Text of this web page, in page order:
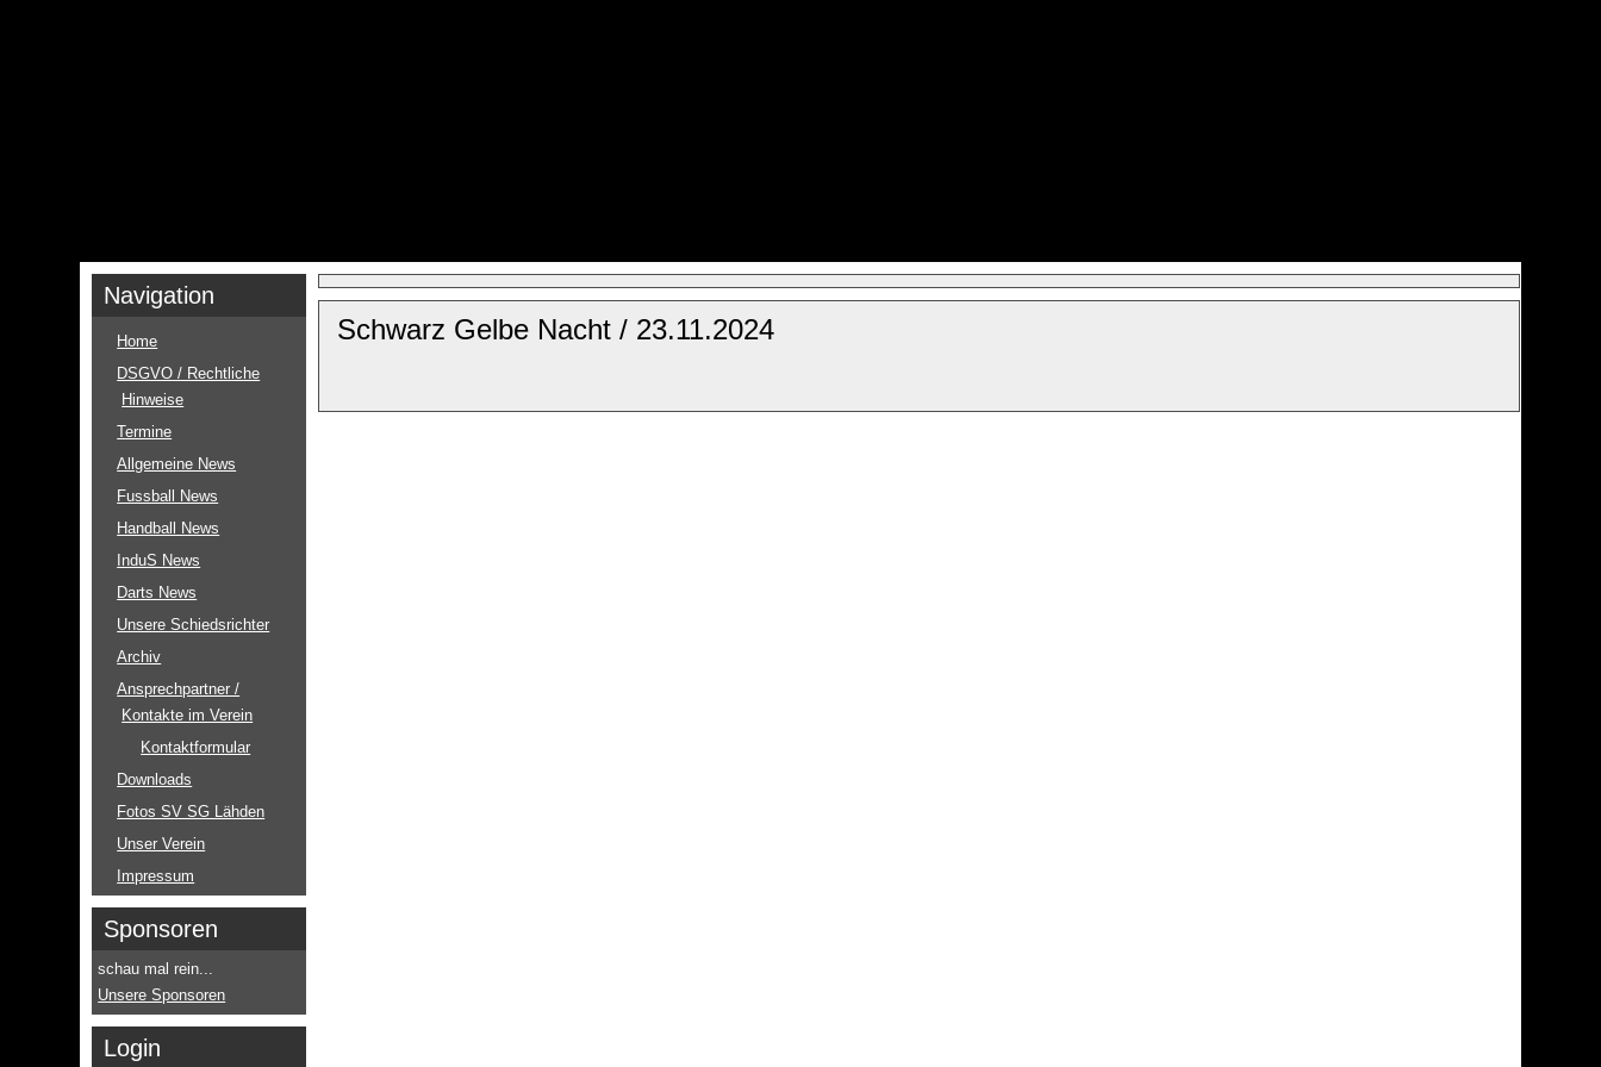
Navigation
Home
DSGVO / Rechtliche
Hinweise
Termine
Allgemeine News
Fussball News
Handball News
InduS News
Darts News
Unsere Schiedsrichter
Archiv
Ansprechpartner /
Kontakte im Verein
Kontaktformular
Downloads
Fotos SV SG Lähden
Unser Verein
Impressum
Sponsoren
schau mal rein...
Unsere Sponsoren
Login
Schwarz Gelbe Nacht / 23.11.2024